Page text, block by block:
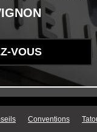
VOUS
Conventions